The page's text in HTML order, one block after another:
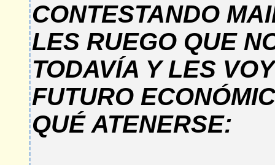
CONTESTANDO
LES RUEGO QUE
TODAVÍA Y LES
FUTURO
QUÉ ATENERSE: